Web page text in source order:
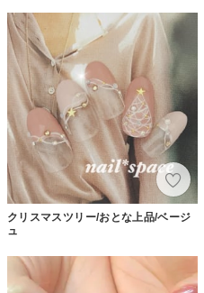
クリスマスツリー/おとな上品/ベージ
ュ